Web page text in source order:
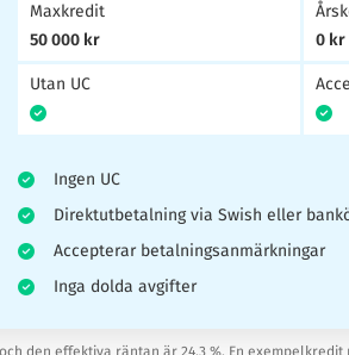
Maxkredit
50 000 kr
0 kr
Utan UC
Ingen UC
Direktutbetalning via Swish eller
Accepterar betalningsanmärkningar
Inga dolda avgifter
den effektiva räntan är 24,3 %. En